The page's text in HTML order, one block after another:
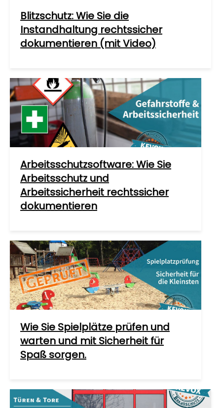
Blitzschutz: Wie Sie die
Instandhaltung rechtssicher
dokumentieren (mit Video)
Arbeitsschutzsoftware: Wie Sie
Arbeitsschutz und
Arbeitssicherheit rechtssicher
dokumentieren
Wie Sie Spielplätze prüfen und
warten und mit Sicherheit für
Spaß sorgen.